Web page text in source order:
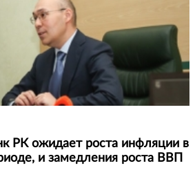
РК ожидает роста инфляции в
и замедления роста ВВП